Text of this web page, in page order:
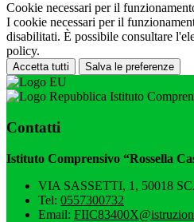
Cookie necessari per il
I cookie necessari per il
disabilitati. È possibile consultare
policy.
Accetta tutti Salva le preferenze
Istituto
Contatti
Istituto Comprensivo “Rossella
VIA SASSETTI, 1, 50018
Tel: 0557300732
Email: